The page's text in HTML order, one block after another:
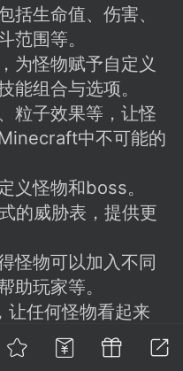
，欢迎每
功能、
！...
的功能等
行反馈
括生命值、伤害、
范围等。
为怪物赋予自定义
能组合与选项。
粒子效果等，让怪
中不可能的
义怪物和boss。
的威胁表，提供更
怪物可以加入不同
助玩家等。
任何怪物看起来
东西。
包含强大的API。